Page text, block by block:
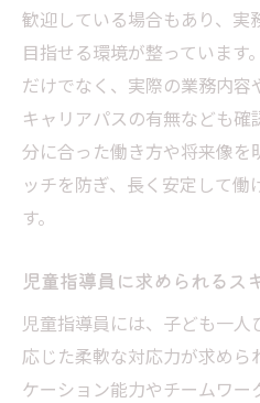
歓迎している場合もあり、実
目指せる環境が整っています
だけでなく、実際の業務内容
キャリアパスの有無なども確
分に合った働き方や将来像
ッチを防ぎ、長く安定して働
す。
児童指導員に求められるス
児童指導員には、子ども一
応じた柔軟な対応力が求めら
ケーション能力やチームワ